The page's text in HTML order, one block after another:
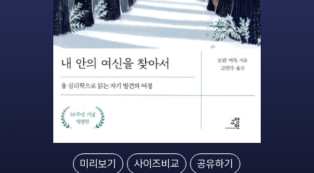
미리보기 사이즈비교 공유하기